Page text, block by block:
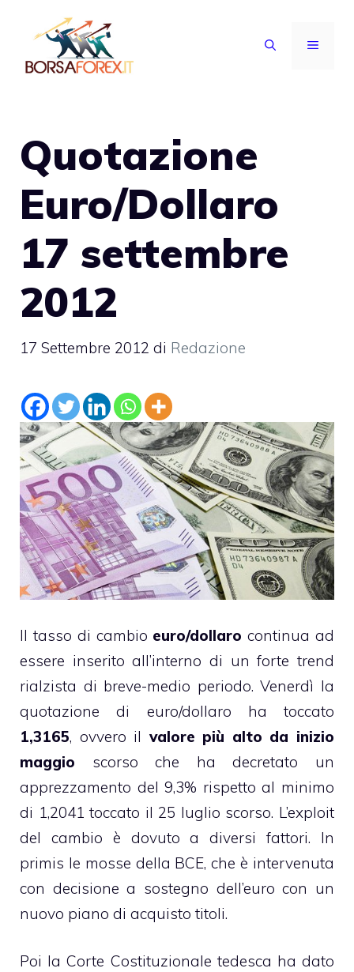
contenuto
MENU
Quotazione
Euro/Dollaro
17 settembre
2012
17 Settembre 2012 di Redazione
Il tasso di cambio euro/dollarocontinua ad
essere inserito all’interno di un forte trend
rialzista di breve-medio periodo. Venerdì la
quotazione di euro/dollaro ha toccato
1,3165, ovvero il valore più alto da inizio
maggio scorso che ha decretato un
apprezzamento del 9,3% rispetto al minimo
di 1,2041 toccato il 25 luglio scorso. L’exploit
del cambio è dovuto a diversi fattori. In
primis le mosse della BCE, che è intervenuta
con decisione a sostegno dell’euro con un
nuovo piano di acquisto titoli.
Poi la Corte Costituzionale tedesca ha dato